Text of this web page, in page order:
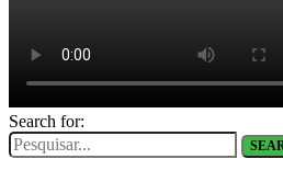
Search for: